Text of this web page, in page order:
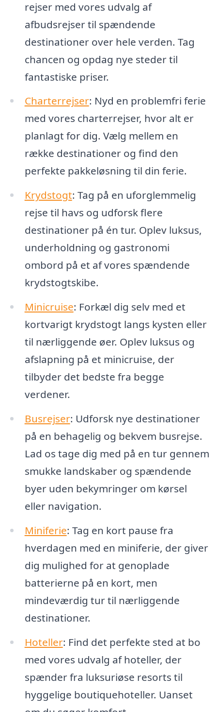
rejser med vores udvalg af
afbudsrejser til spændende
destinationer over hele verden. Tag
chancen og opdag nye steder til
fantastiske priser.
Charterrejser: Nyd en problemfri ferie
med vores charterrejser, hvor alt er
planlagt for dig. Vælg mellem en
række destinationer og find den
perfekte pakkeløsning til din ferie.
Krydstogt: Tag på en uforglemmelig
rejse til havs og udforsk flere
destinationer på én tur. Oplev luksus,
underholdning og gastronomi
ombord på et af vores spændende
krydstogtskibe.
Minicruise: Forkæl dig selv med et
kortvarigt krydstogt langs kysten eller
til nærliggende øer. Oplev luksus og
afslapning på et minicruise, der
tilbyder det bedste fra begge
verdener.
Busrejser: Udforsk nye destinationer
på en behagelig og bekvem busrejse.
Lad os tage dig med på en tur gennem
smukke landskaber og spændende
byer uden bekymringer om kørsel
eller navigation.
Miniferie: Tag en kort pause fra
hverdagen med en miniferie, der giver
dig mulighed for at genoplade
batterierne på en kort, men
mindeværdig tur til nærliggende
destinationer.
Hoteller: Find det perfekte sted at bo
med vores udvalg af hoteller, der
spænder fra luksuriøse resorts til
hyggelige boutiquehoteller. Uanset